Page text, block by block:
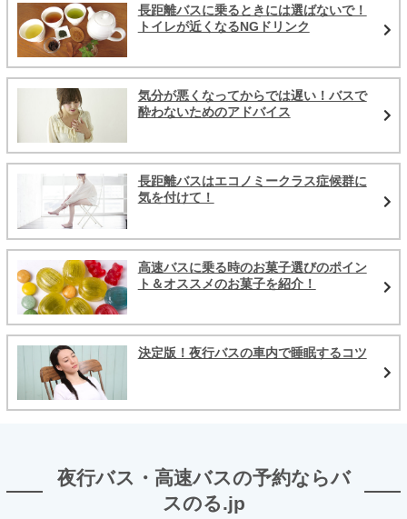
長距離バスに乗るときには選ばないで！
トイレが近くなるNGドリンク
気分が悪くなってからでは遅い！バスで
酔わないためのアドバイス
長距離バスはエコノミークラス症候群に
気を付けて！
高速バスに乗る時のお菓子選びのポイン
ト＆オススメのお菓子を紹介！
決定版！夜行バスの車内で睡眠するコツ
夜行バス・高速バスの予約ならバ
スのる.jp